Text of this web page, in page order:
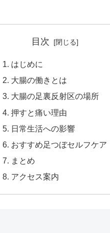
目次
はじめに
大腸の働きとは
大腸の足裏反射区の場所
押すと痛い理由
日常生活への影響
おすすめ足つぼセルフケア
まとめ
アクセス案内